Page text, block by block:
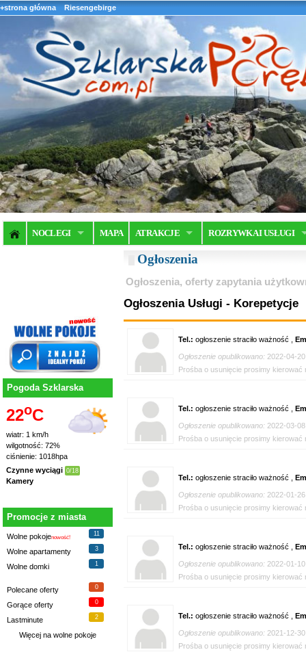
+strona główna Riesengebirge
NOCLEGI MAPA ATRAKCJE ROZRYWKA I USŁUGI
Pogoda Szklarska
22oC
wiatr: 1 km/h
wilgotność: 72%
ciśnienie: 1018hpa
Czynne wyciągi 0/18
Kamery
Promocje z miasta
Wolne pokojenowość!
11
Wolne apartamenty 3
Wolne domki 1
Polecane oferty 0
Gorące oferty 0
Lastminute 2
Więcej na wolne pokoje
Ogłoszenia
Ogłoszenia, oferty zapytania
Ogłoszenia Usługi - Korepetycje
Tel.: ogłoszenie straciło ważność ,
Ogłoszenie opublikowano: 2022-04-
Prośba o usunięcie prosimy kierować
Tel.: ogłoszenie straciło ważność ,
Ogłoszenie opublikowano: 2022-03-
Prośba o usunięcie prosimy kierować
Tel.: ogłoszenie straciło ważność ,
Ogłoszenie opublikowano: 2022-01-
Prośba o usunięcie prosimy kierować
Tel.: ogłoszenie straciło ważność ,
Ogłoszenie opublikowano: 2022-01-
Prośba o usunięcie prosimy kierować
Tel.: ogłoszenie straciło ważność ,
Ogłoszenie opublikowano: 2021-12-
Prośba o usunięcie prosimy kierować